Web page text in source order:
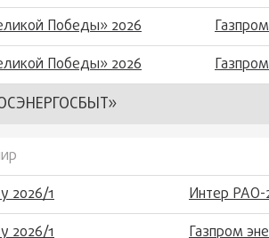
Победы» 2026
Победы» 2026
2026/1 Интер РАО-
2026/1 Газпром